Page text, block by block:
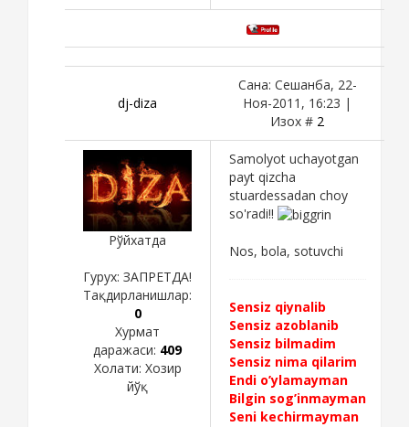
dj-diza
Сана: Сешанба, 22-
Ноя-2011, 16:23 |
Изох # 2
Рўйхатда
Гурух: ЗАПРЕТДА!
Тақдирланишлар:
0
Хурмат
даражаси: 409
Холати: Хозир
йўқ
Samolyot uchayotgan
payt qizcha
stuardessadan choy
so'radi!!
Nos, bola, sotuvchi
Sensiz qiynalib
Sensiz azoblanib
Sensiz bilmadim
Sensiz nima qilarim
Endi o’ylamayman
Bilgin sog’inmayman
Seni kechirmayman